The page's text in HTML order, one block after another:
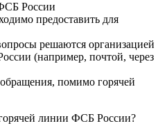
России
предоставить для
решаются организацией
(например, почтой, через
помимо горячей
линии ФСБ России?